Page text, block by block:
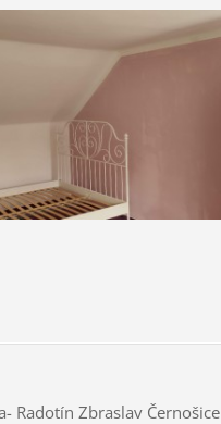
Radotín Zbraslav Černošice